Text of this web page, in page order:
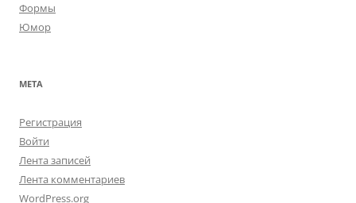
Формы
Юмор
МЕТА
Регистрация
Войти
Лента записей
Лента комментариев
WordPress.org